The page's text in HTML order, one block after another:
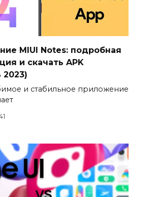
MIUI Notes: подробная
и скачать APK
2023)
и стабильное приложение